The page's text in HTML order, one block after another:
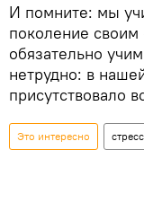
И помните: мы
поколение
обязательно
нетрудно: в
присутствовало
Это интересно стресс